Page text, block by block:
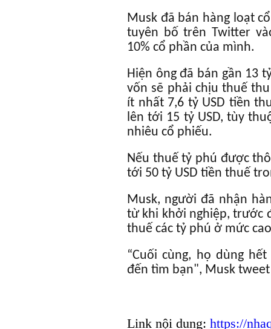
Musk đã bán hàng loạt
tuyên bố trên Twitter
10% cổ phần của mình.
Hiện ông đã bán gần 13
vốn sẽ phải chịu thuế
ít nhất 7,6 tỷ USD tiền
lên tới 15 tỷ USD, tùy
nhiêu cổ phiếu.
Nếu thuế tỷ phú được
tới 50 tỷ USD tiền thuế
Musk, người đã nhận
từ khi khởi nghiệp, trước
thuế các tỷ phú ở mức
“Cuối cùng, họ dùng
đến tìm bạn", Musk
Link nội dung: https://